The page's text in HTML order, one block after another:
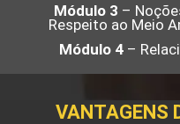
Módulo 3 –
Respeito ao Meio
Módulo 4 –
VANTAGENS